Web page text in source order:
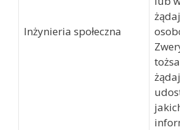
Inżynieria społeczna